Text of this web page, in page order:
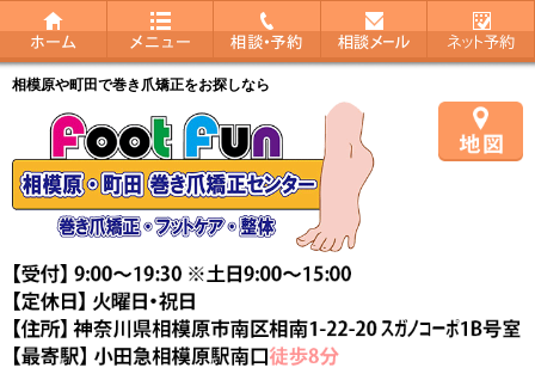
相模原や町田で巻き爪矯正をお探しなら